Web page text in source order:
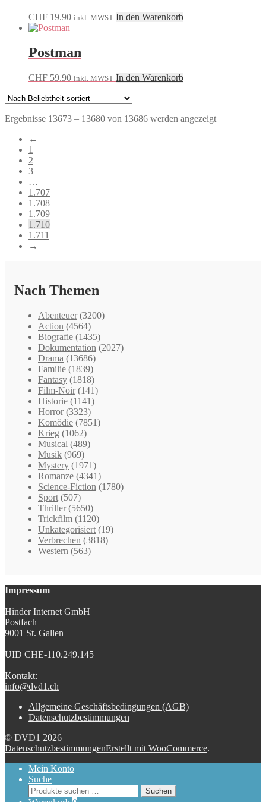
CHF 19.90 inkl. MWST In den Warenkorb
Postman
CHF 59.90 inkl. MWST In den Warenkorb
Ergebnisse 13673 – 13680 von 13686 werden angezeigtNach
←
1
2
3
…
1.707
1.708
1.709
1.710
1.711
→
Nach Themen
Abenteuer (3200)
Action (4564)
Biografie (1435)
Dokumentation (2027)
Drama (13686)
Familie (1839)
Fantasy (1818)
Film-Noir (141)
Historie (1141)
Horror (3323)
Komödie (7851)
Krieg (1062)
Musical (489)
Musik (969)
Mystery (1971)
Romanze (4341)
Science-Fiction (1780)
Sport (507)
Thriller (5650)
Trickfilm (1120)
Unkategorisiert (19)
Verbrechen (3818)
Western (563)
Impressum
Hinder Internet GmbH
Postfach
9001 St. Gallen
UID CHE-110.249.145
Kontakt:
info@dvd1.ch
Allgemeine Geschäftsbedingungen (AGB)
Datenschutzbestimmungen
© DVD1 2026
DatenschutzbestimmungenErstellt mit WooCommerce.
Mein Konto
Suche
Suchen
Suchen